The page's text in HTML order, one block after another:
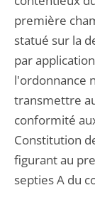
première
statué sur la
par
l'ordonnance
transmettre
conformité
Constitution
figurant au
septies A du